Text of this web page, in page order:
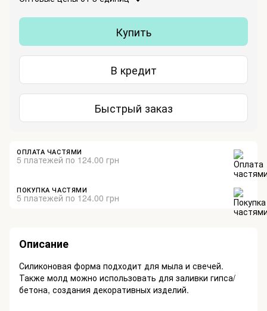
Купить
В кредит
Быстрый заказ
ОПЛАТА ЧАСТЯМИ
5 платежей по 124.00 грн
ПОКУПКА ЧАСТЯМИ
5 платежей по 124.00 грн
Описание
Силиконовая форма подходит для мыла и свечей.
Также молд можно использовать для заливки гипса/
бетона, создания декоративных изделий.